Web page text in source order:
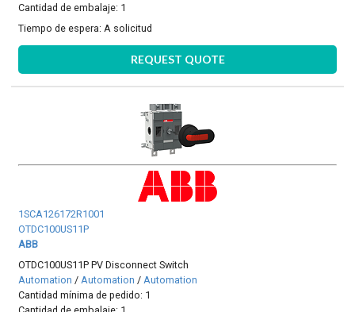
Cantidad de embalaje: 1
Tiempo de espera: A solicitud
REQUEST QUOTE
1SCA126172R1001
OTDC100US11P
ABB
OTDC100US11P PV Disconnect Switch
Automation / Automation / Automation
Cantidad mínima de pedido: 1